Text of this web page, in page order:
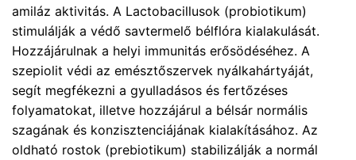
amiláz aktivitás. A Lactobacillusok (probiotikum)
stimulálják a védő savtermelő bélflóra kialakulását.
Hozzájárulnak a helyi immunitás erősödéséhez. A
szepiolit védi az emésztőszervek nyálkahártyáját,
segít megfékezni a gyulladásos és fertőzéses
folyamatokat, illetve hozzájárul a bélsár normális
szagának és konzisztenciájának kialakításához. Az
oldható rostok (prebiotikum) stabilizálják a normál